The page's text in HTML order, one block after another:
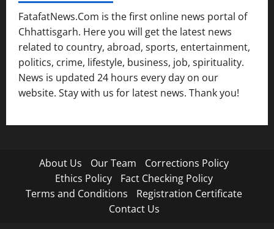
FatafatNews.Com is the first online news portal of
Chhattisgarh. Here you will get the latest news
related to country, abroad, sports, entertainment,
politics, crime, lifestyle, business, job, spirituality.
News is updated 24 hours every day on our
website. Stay with us for latest news. Thank you!
About Us Our Team
Corrections Policy
Ethics Policy
Fact Checking Policy
Terms and Conditions
Registration Certificate
Contact Us